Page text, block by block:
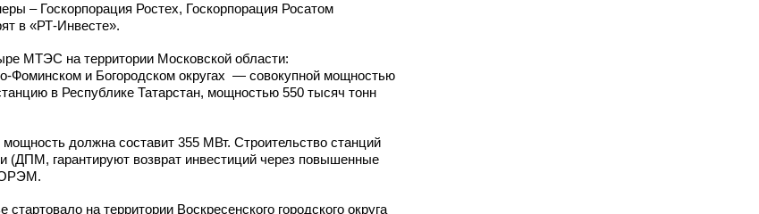
– Госкорпорация Ростех, Госкорпорация Росатом
в «РТ-Инвесте».
МТЭС на территории Московской области:
Фоминском и Богородском округах — совокупной мощностью
в Республике Татарстан, мощностью 550 тысяч тонн
должна составит 355 МВт. Строительство станций
(ДПМ, гарантируют возврат инвестиций через повышенные
ОРЭМ.
на территории Воскресенского городского округа